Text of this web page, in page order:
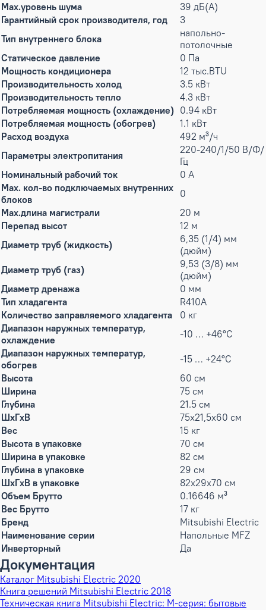
Max.уровень шума
39 дБ(А)
Гарантийный срок производителя, год
3
Тип внутреннего блока
напольно-
потолочные
Статическое давление
0 Па
Мощность кондиционера
12 тыс.BTU
Производительность холод
3.5 кВт
Производительность тепло
4.3 кВт
Потребляемая мощность (охлаждение) 0.94 кВт
Потребляемая мощность (обогрев)
1.1 кВт
Расход воздуха
492 м³/ч
Параметры электропитания
220-240/1/50 В/Ф/
Гц
Номинальный рабочий ток
0 А
Max. кол-во подключаемых внутренних
блоков
0
Max.длина магистрали
20 м
Перепад высот
12 м
Диаметр труб (жидкость)
6,35 (1/4) мм
(дюйм)
Диаметр труб (газ)
9,53 (3/8) мм
(дюйм)
Диаметр дренажа
0 мм
Тип хладагента
R410A
Количество заправляемого хладагента
0 кг
Диапазон наружных температур,
охлаждение
-10 … +46°C
Диапазон наружных температур,
обогрев
-15 … +24°C
Высота
60 см
Ширина
75 см
Глубина
21.5 см
ШxГxВ
75x21,5x60 см
Вес
15 кг
Высота в упаковке
70 см
Ширина в упаковке
82 см
Глубина в упаковке
29 см
ШxГxВ в упаковке
82x29x70 см
Объем Брутто
0.16646 м³
Вес Брутто
17 кг
Бренд
Mitsubishi Electric
Наименование серии
Напольные MFZ
Инверторный
Да
Документация
Каталог Mitsubishi Electric 2020
Книга решений Mitsubishi Electric 2018
Техническая книга Mitsubishi Electric: М-серия: бытовые